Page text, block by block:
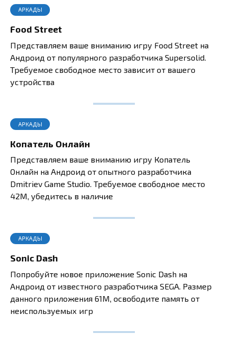
АРКАДЫ
Food Street
Представляем ваше вниманию игру Food Street на
Андроид от популярного разработчика Supersolid.
Требуемое свободное место зависит от вашего
устройства
АРКАДЫ
Копатель Онлайн
Представляем ваше вниманию игру Копатель
Онлайн на Андроид от опытного разработчика
Dmitriev Game Studio. Требуемое свободное место
42M, убедитесь в наличие
АРКАДЫ
Sonic Dash
Попробуйте новое приложение Sonic Dash на
Андроид от известного разработчика SEGA. Размер
данного приложения 61M, освободите память от
неиспользуемых игр